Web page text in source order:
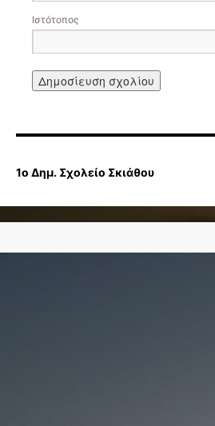
Ιστότοπος
1ο Δημ. Σχολείο Σκιάθου